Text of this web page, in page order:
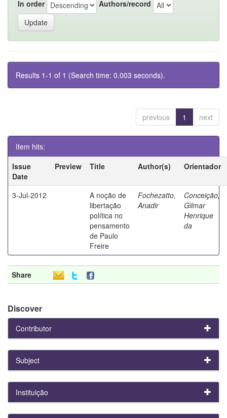
In order Authors/record
Results 1-1 of 1 (Search time: 0.003 seconds).
previous 1 next
Item hits:
Issue
Date
Preview Title Author(s) Orientador
3-Jul-2012
A noção de
libertação
política no
pensamento
de Paulo
Freire
Fochezatto,
Anadir
Conceição,
Gilmar
Henrique
da
Share
Discover
Contributor
Subject
Instituição